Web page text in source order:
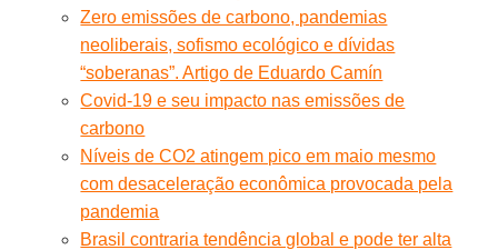
Zero emissões de carbono, pandemias
neoliberais, sofismo ecológico e dívidas
“soberanas”. Artigo de Eduardo Camín
Covid-19 e seu impacto nas emissões de
carbono
Níveis de CO2 atingem pico em maio mesmo
com desaceleração econômica provocada pela
pandemia
Brasil contraria tendência global e pode ter alta